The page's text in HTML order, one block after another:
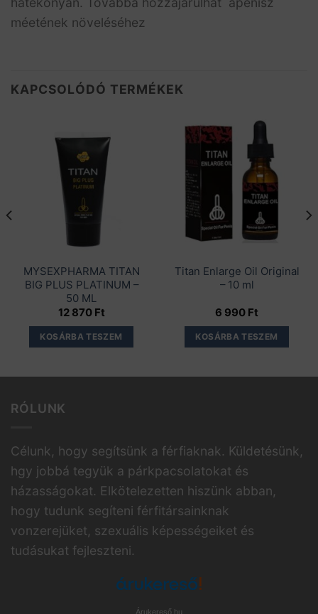
méetének növeléséhez
KAPCSOLÓDÓ TERMÉKEK
MYSEXPHARMA TITAN
BIG PLUS PLATINUM –
50 ML
12 870 Ft
KOSÁRBA TESZEM
Titan Enlarge Oil Original
– 10 ml
6 990 Ft
KOSÁRBA TESZEM
RÓLUNK
Célunk, hogy segítsünk a férfiaknak. Küldetésünk,
hgy jobbá tegyük a párkpacsolatokat és
házasságokat. Elkötelezetten hiszünk abban,
hogy tudunk segíteni férfitársainknak
vonzerejüket, szexuális képességeiket és
tudásukat fejleszteni.
Árukereső.hu